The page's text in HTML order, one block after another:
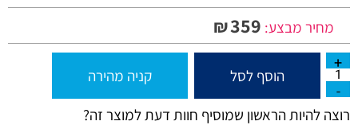
מחיר מבצע:
₪359
הוסף לסל קניה מהירה
רוצה להיות הראשון שמוסיף חוות דעת למוצר זה?